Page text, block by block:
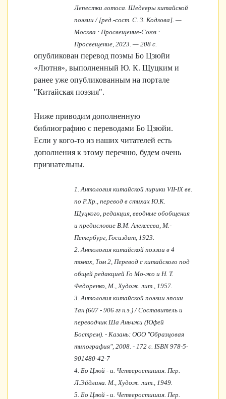
Лепестки лотоса. Шедевры китайской
поэзии / [ред.-сост. С. 3. Кодзова]. —
Москва : Просвещение-Союз :
Просвещение, 2023. — 208 с.
опубликован перевод поэмы Бо Цзюйи
«Лютня», выполненный Ю. К. Щуцким и
ранее уже опубликованным на портале
"Китайская поэзия".
Ниже приводим дополненную
библиографию с переводами Бо Цзюйи.
Если у кого-то из наших читателей есть
дополнения к этому перечню, будем очень
признательны.
1. Антология китайской лирики VII-IX вв.
по Р.Хр., перевод в стихах Ю.К.
Щуцкого, редакция, вводные обобщения
и предисловие В.М. Алексеева, М.-
Петербург, Госиздат, 1923.
2. Антология китайской поэзии в 4
томах, Том 2, Перевод с китайского под
общей редакцией Го Мо-жо и Н. Т.
Федоренко, М., Худож. лит., 1957.
3. Антология китайской поэзии эпохи
Тан (607 - 906 гг н.э.) / Составитель и
переводчик Ша Аньчжи (Юфей
Бострем). - Казань: ООО "Образцовая
типография", 2008. - 172 с. ISBN 978-5-
901480-42-7
4. Бо Цзюй - и. Четверостишия. Пер.
Л.Эйдлина. М., Худож. лит., 1949.
5. Бо Цзюй - и. Четверостишия. Пер.